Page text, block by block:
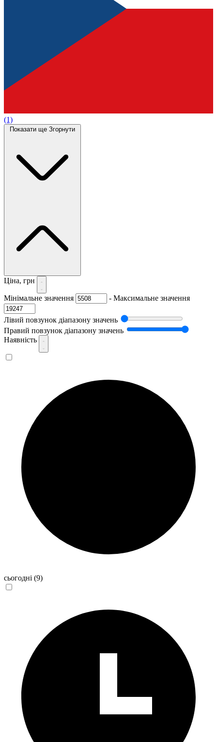
(1)
Показати ще Згорнути
Ціна, грн
Мінімальне значення - Максимальне значення
Лівий повзунок діапазону значень
Правий повзунок діапазону значень
Наявність
сьогодні (9)